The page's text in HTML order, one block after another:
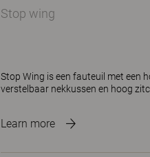
Stop wing
Stop Wing is een fauteuil met een
verstelbaar nekkussen en hoog
Learn more